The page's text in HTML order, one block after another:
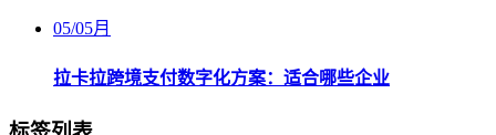
05/05月
拉卡拉跨境支付数字化方案：适合哪些企业